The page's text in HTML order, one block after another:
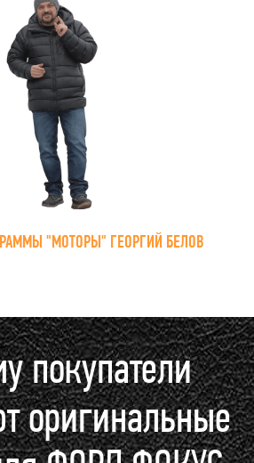
"МОТОРЫ" ГЕОРГИЙ БЕЛОВ
покупатели
оригинальные